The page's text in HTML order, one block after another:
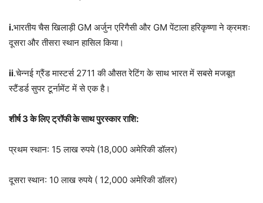
i.भारतीय चैस खिलाड़ी GM अर्जुन एरिगैसी और GM पेंटाला हरिकृष्णा ने क्रमशः
दूसरा और तीसरा स्थान हासिल किया।
ii.चेन्नई ग्रैंड मास्टर्स 2711 की औसत रेटिंग के साथ भारत में सबसे मजबूत
स्टैंडर्ड सुपर टूर्नामेंट में से एक है।
शीर्ष 3 के लिए ट्रॉफी के साथ पुरस्कार राशि:
प्रथम स्थान: 15 लाख रुपये (18,000 अमेरिकी डॉलर)
दूसरा स्थान: 10 लाख रुपये ( 12,000 अमेरिकी डॉलर)